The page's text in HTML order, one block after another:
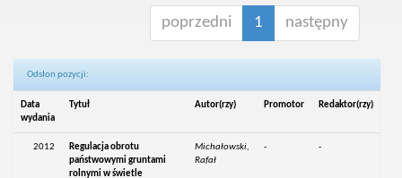
poprzedni 1 następny
Odsłon pozycji:
Data
wydania
Tytuł Autor(rzy) Promotor Redaktor(rzy)
2012
Regulacja obrotu
państwowymi gruntami
rolnymi w świetle
Michałowski,
Rafał
- -